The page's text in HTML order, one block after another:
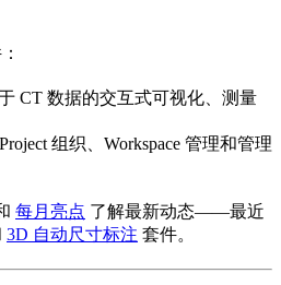
CT 数据的交互式可视化、测量
组织、Workspace 管理和管理
每月亮点 了解最新动态——最近
3D 自动尺寸标注 套件。